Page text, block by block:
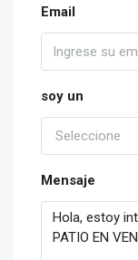
Email
soy un
Seleccione
Mensaje